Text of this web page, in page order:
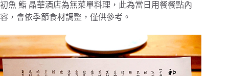
初魚 鮨 晶華酒店為無菜單料理，此為當日用餐餐點內
容，會依季節食材調整，僅供參考。